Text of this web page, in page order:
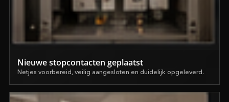
Nieuwe stopcontacten geplaatst
Netjes voorbereid, veilig aangesloten en duidelijk opgeleverd.